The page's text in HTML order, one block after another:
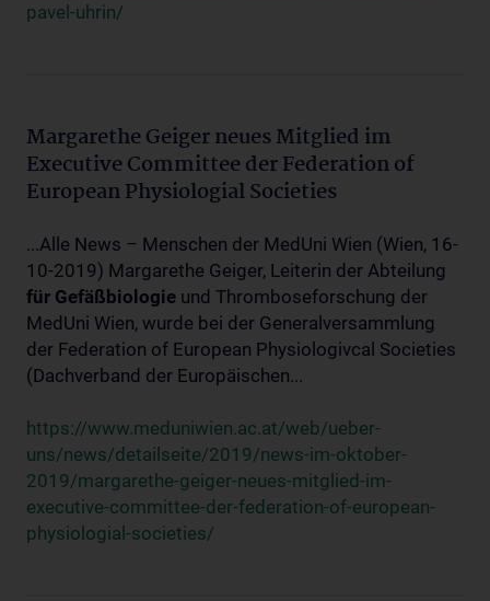
pavel-uhrin/
Margarethe Geiger neues Mitglied im
Executive Committee der Federation of
European Physiologial Societies
...Alle News – Menschen der MedUni Wien (Wien, 16-
10-2019) Margarethe Geiger, Leiterin der Abteilung
für Gefäßbiologie und Thromboseforschung der
MedUni Wien, wurde bei der Generalversammlung
der Federation of European Physiologivcal Societies
(Dachverband der Europäischen...
https://www.meduniwien.ac.at/web/ueber-
uns/news/detailseite/2019/news-im-oktober-
2019/margarethe-geiger-neues-mitglied-im-
executive-committee-der-federation-of-european-
physiologial-societies/